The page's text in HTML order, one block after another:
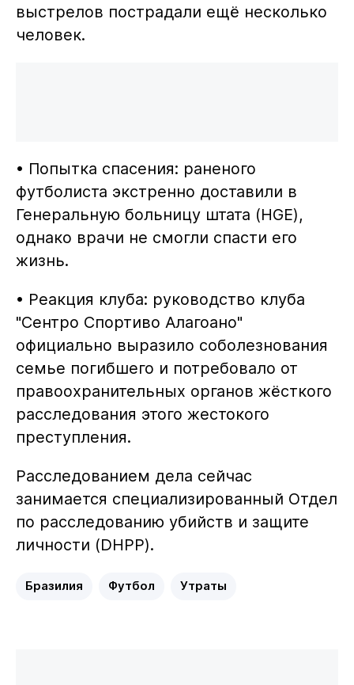
выстрелов пострадали ещё несколько
человек.
• Попытка спасения: раненого
футболиста экстренно доставили в
Генеральную больницу штата (HGE),
однако врачи не смогли спасти его
жизнь.
• Реакция клуба: руководство клуба
"Сентро Спортиво Алагоано"
официально выразило соболезнования
семье погибшего и потребовало от
правоохранительных органов жёсткого
расследования этого жестокого
преступления.
Расследованием дела сейчас
занимается специализированный Отдел
по расследованию убийств и защите
личности (DHPP).
Бразилия Футбол Утраты